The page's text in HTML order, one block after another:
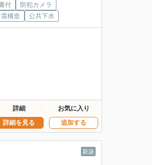
付
防犯カメラ
構造 公共下水
詳細 お気に入り
詳細を見る 追加する
新築